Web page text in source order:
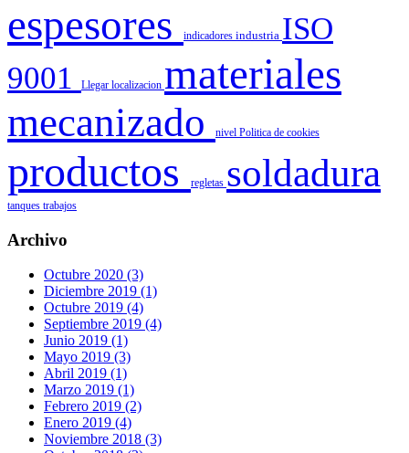
espesores indicadores industria ISO
9001
Llegar localizacion materiales
mecanizado nivel Politica de cookies
productos regletas soldadura
tanques trabajos
Archivo
Octubre 2020 (3)
Diciembre 2019 (1)
Octubre 2019 (4)
Septiembre 2019 (4)
Junio 2019 (1)
Mayo 2019 (3)
Abril 2019 (1)
Marzo 2019 (1)
Febrero 2019 (2)
Enero 2019 (4)
Noviembre 2018 (3)